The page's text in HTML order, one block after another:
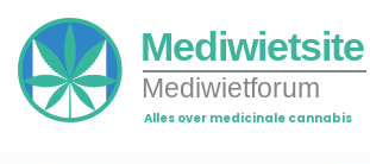
Mediwietsite
Mediwietforum
Alles over medicinale cannabis